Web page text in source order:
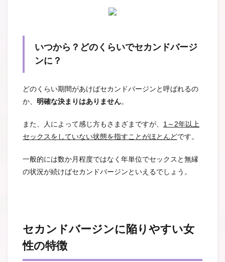
いつから？どのくらいでセカンドバージ
ンに？
どのくらい期間があけばセカンドバージンと呼ばれるの
か、 明確な決まりはありません。
また、人によって感じ方もさまざまですが、 1～2年以上
セックスをしていない状態を指すことがほとんどです。
一般的には数か月程度ではなく年単位でセックスと無縁
の状況が続けばセカンドバージンといえるでしょう。
セカンドバージンに陥りやすい女
性の特徴